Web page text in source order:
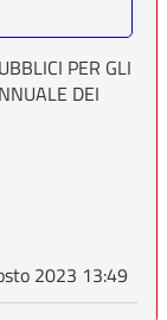
PER GLI
DEI
2023 13:49